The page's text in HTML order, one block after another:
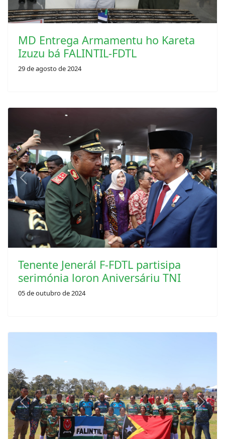
MD Entrega Armamentu ho Kareta
Izuzu bá FALINTIL-FDTL
29 de agosto de 2024
Previous Next
Tenente Jenerál F-FDTL partisipa
serimónia loron Aniversáriu TNI
05 de outubro de 2024
Previous Next